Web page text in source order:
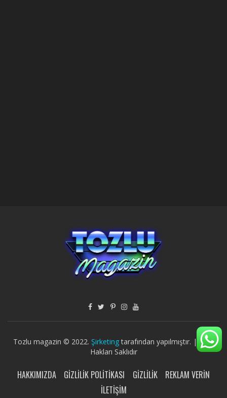
Tozlu magazin © 2022. Şirketingtarafından yapılmıştır. | Tüm
Hakları Saklıdır
HAKKIMIZDA GIZLILIK POLITIKASI GIZLILIK
REKLAM VERIN
İLETIŞIM